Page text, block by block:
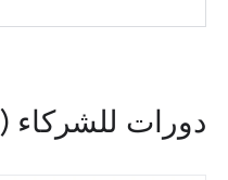
دورات للشركاء (Partner Courses)